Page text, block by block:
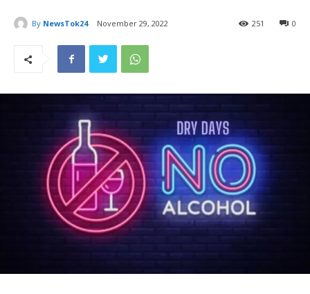
By NewsTok24 November 29, 2022 0
251